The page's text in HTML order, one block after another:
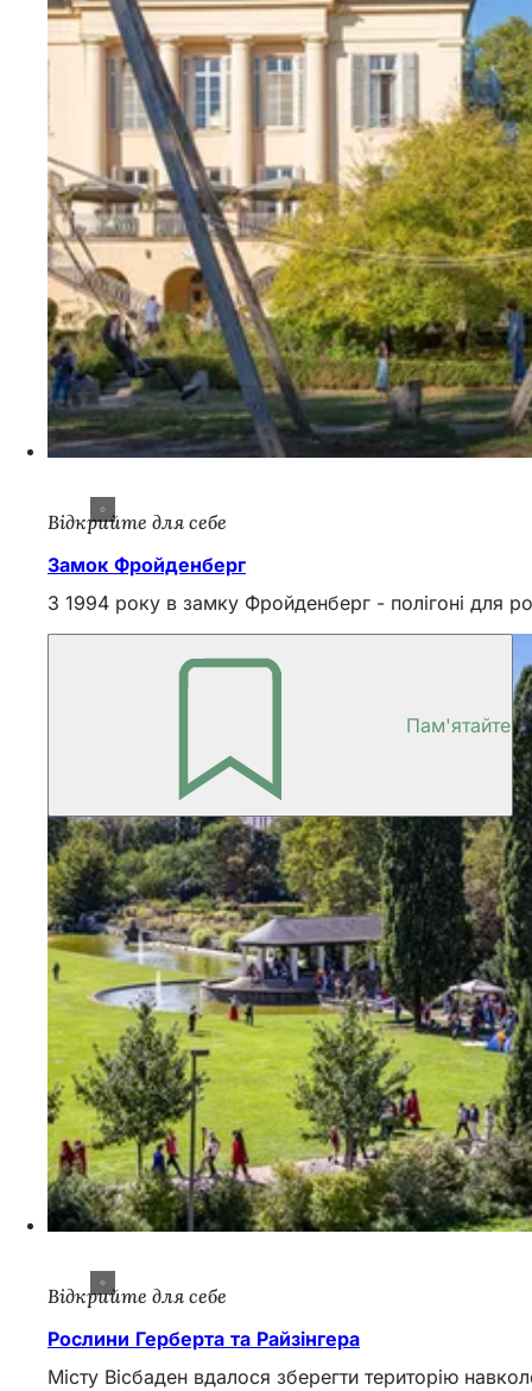
Відкрийте для себе
Замок Фройденберг
З 1994 року в замку Фройденберг - полігоні для
Пам'ятайте
Відкрийте для себе
Рослини Герберта та Райзінгера
Місту Вісбаден вдалося зберегти територію